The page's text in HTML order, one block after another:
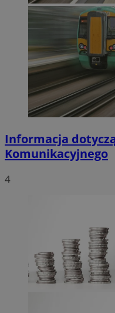
Informacja
Komunikacyjnego
4